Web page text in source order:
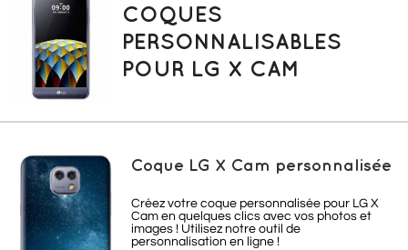
COQUES
PERSONNALISABLES
POUR LG X CAM
Coque LG X Cam personnalisée
Créez votre coque personnalisée pour LG X
Cam en quelques clics avec vos photos et
images ! Utilisez notre outil de
personnalisation en ligne !